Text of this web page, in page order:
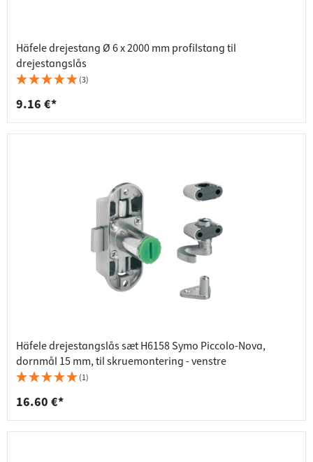
Häfele drejestang Ø 6 x 2000 mm profilstang til
drejestangslås
(3)
9.16 €*
Häfele drejestangslås sæt H6158 Symo Piccolo-Nova,
dornmål 15 mm, til skruemontering - venstre
(1)
16.60 €*